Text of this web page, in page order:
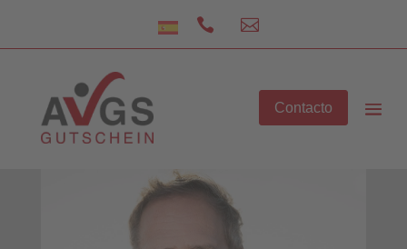
 
Contacto